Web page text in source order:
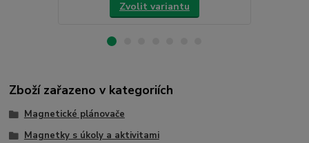
Zvolit variantu
Zboží zařazeno v kategoriích
Magnetické plánovače
Magnetky s úkoly a aktivitami